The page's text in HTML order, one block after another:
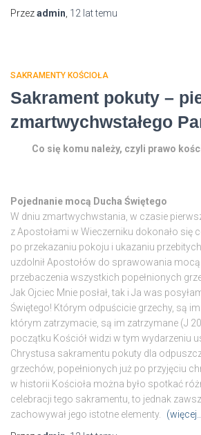
Przezadmin 12 lattemu
SAKRAMENTY KOŚCIOŁA
Sakrament pokuty –
zmartwychwstałego
Co się komu należy, czyli prawo
Pojednanie mocą Ducha Świętego
W dniu zmartwychwstania, w czasie
z Apostołami w Wieczerniku dokonało się
po przekazaniu pokoju i ukazaniu
uzdolnił Apostołów do sprawowania
przebaczenia wszystkich popełnionych
Jak Ojciec Mnie posłał, tak i Ja was
Świętego! Którym odpuścicie grzechy, są
którym zatrzymacie, są im zatrzymane (J
początku Kościół widzi w tym wydarzeniu
Chrystusa sakramentu pokuty dla
grzechów, popełnionych już po przyjęciu
w historii Kościoła można było spotkać
celebracji tego sakramentu, to jednak
zachowywał jego istotne elementy.